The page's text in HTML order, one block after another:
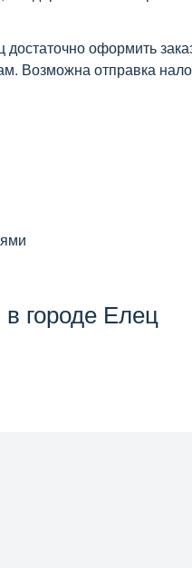
оформить
Возможна отправка
городе Елец